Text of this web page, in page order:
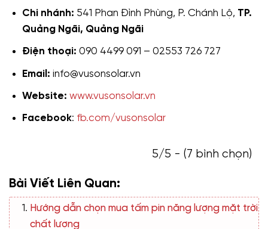
Chi nhánh: 541 Phan Đình Phùng, P. Chánh Lộ, TP.
Quảng Ngãi, Quảng Ngãi
Điện thoại: 090 4499 091 – 02553 726 727
Email: info@vusonsolar.vn
Website: www.vusonsolar.vn
Facebook: fb.com/vusonsolar
5/5 - (7 bình chọn)
Bài Viết Liên Quan:
Hướng dẫn chọn mua tấm pin năng lượng mặt trời
chất lượng